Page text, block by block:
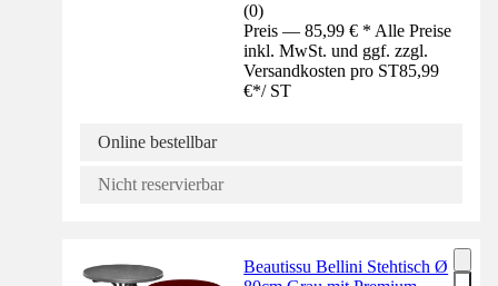
(0)
Preis — 85,99 € * Alle Preise
inkl. MwSt. und ggf. zzgl.
Versandkosten pro ST85,99
€*/ ST
Online bestellbar
Nicht reservierbar
Beautissu Bellini Stehtisch Ø